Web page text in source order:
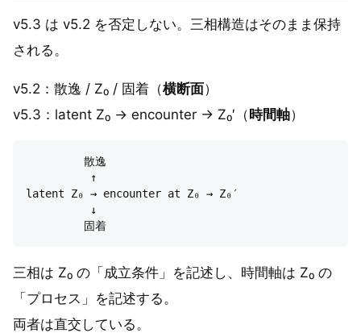
v5.3 は v5.2 を否定しない。三相構造はそのまま保持
される。
v5.2：散逸 / Z₀ / 固着（横断面）
v5.3：latent Z₀ → encounter → Z₀′（時間軸）
         散逸
          ↑
latent Z₀ → encounter at Z₀ → Z₀′
          ↓
三相は Z₀ の「成立条件」を記述し、時間軸は Z₀ の
「プロセス」を記述する。
両者は直交している。